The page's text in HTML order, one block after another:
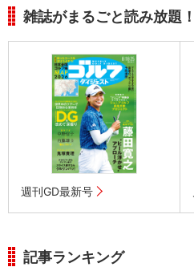
雑誌がまるごと読み放題！
週刊GD最新号
記事ランキング